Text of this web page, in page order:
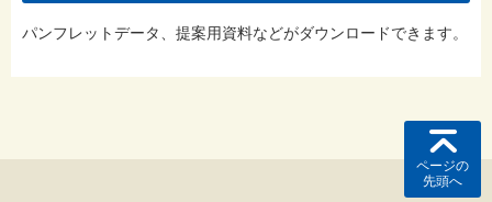
パンフレットデータ、提案用資料などがダウンロードできます。
ページの
先頭へ